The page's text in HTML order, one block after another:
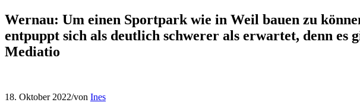
Wernau: Um einen Sportpark wie in Weil bauen zu
entpuppt sich als deutlich schwerer als erwartet, denn es
Mediatio
18. Oktober 2022/von Ines